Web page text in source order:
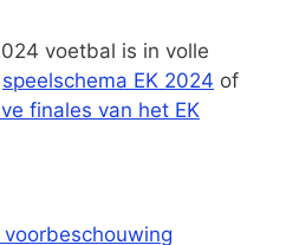
voetbal is in volle
speelschema EK 2024 of
finales van het EK